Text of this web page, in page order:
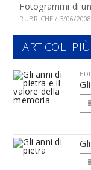
Fotogrammi di
RUBRICHE / 3/06/2008
ARTICOLI